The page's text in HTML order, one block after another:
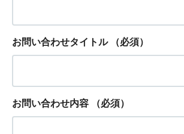
お問い合わせタイトル （必須）
お問い合わせ内容 （必須）